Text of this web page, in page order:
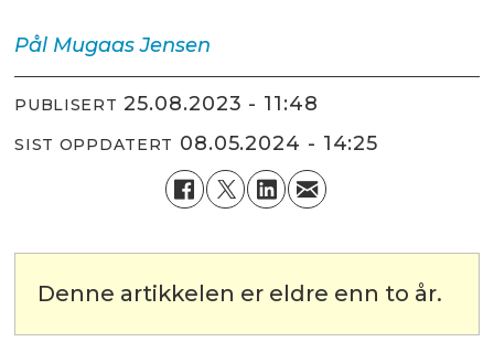
Pål Mugaas Jensen
PUBLISERT 25.08.2023 - 11:48
SIST OPPDATERT 08.05.2024 - 14:25
Denne artikkelen er eldre enn to år.